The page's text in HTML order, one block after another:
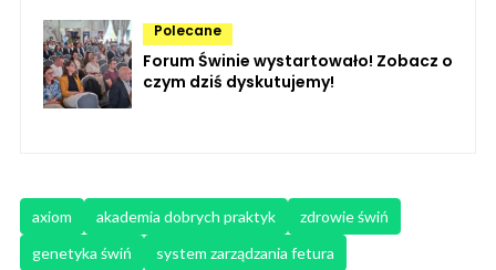
Polecane
Forum Świnie wystartowało! Zobacz o
czym dziś dyskutujemy!
axiom akademia dobrych praktyk
zdrowie świń
genetyka świń
system zarządzania fetura